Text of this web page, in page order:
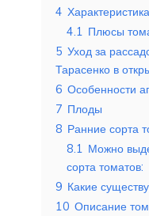
4
4.1 Плюсы
5 Уход за
Тарасенко в
6 Особенности
7 Плоды
8 Ранние сорта
8.1 Можно
сорта томатов:
9 Какие
10 Описание